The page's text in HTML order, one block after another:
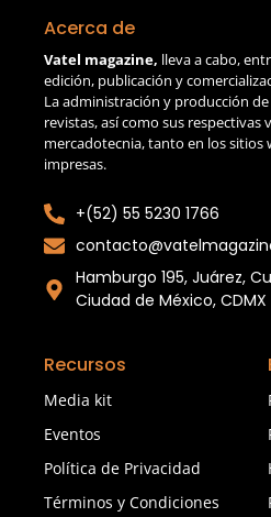
Acerca de
Vatel magazine, lleva a cabo,
edición, publicación y
La administración y producción
revistas, así como sus respectivas
mercadotecnia, tanto en los sitios
impresas.
+(52) 55 5230 1766
Hamburgo 195, Juárez,
Ciudad de México, CDMX
Recursos
Media kit
Eventos
Política de Privacidad
Términos y Condiciones